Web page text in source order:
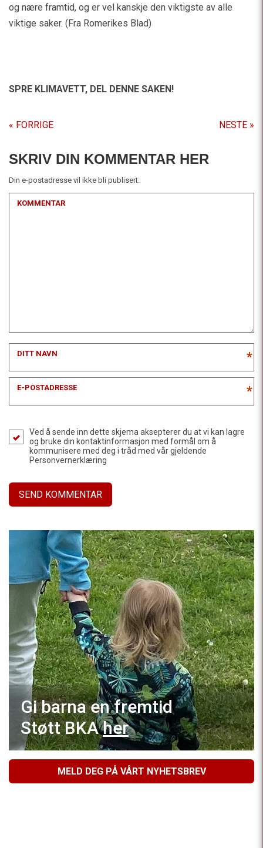
og nære framtid, og er vel kanskje den viktigste av alle
viktige saker. (Fra Romerikes Blad)
SPRE KLIMAVETT, DEL DENNE SAKEN!
« FORRIGE NESTE »
SKRIV DIN KOMMENTAR HER
Din e-postadresse vil ikke bli publisert.
KOMMENTAR
DITT NAVN *
E-POSTADRESSE *
Ved å sende inn dette skjema aksepterer du at vi kan lagre
og bruke din kontaktinformasjon med formål om å
kommunisere med deg i tråd med vår gjeldende
Personvernerklæring
Gi barna en fremtid
Støtt BKAher
MELD DEG PÅ VÅRT NYHETSBREV